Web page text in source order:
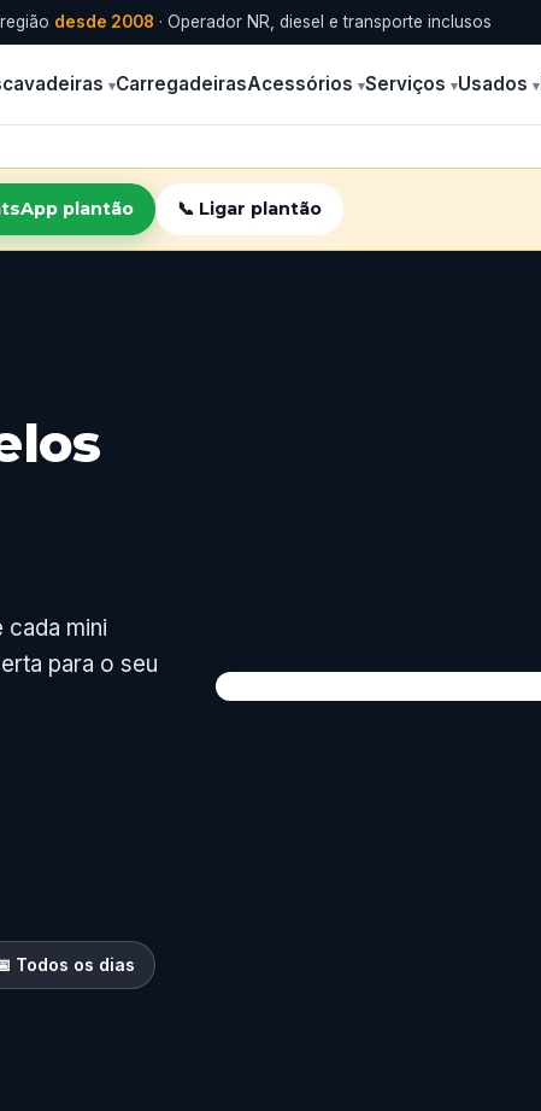
desde 2008 · Operador NR, diesel e transporte inclusos
CarregadeirasAcessórios Serviços Usados
plantão 📞 Ligar plantão
mini
para o seu
Todos os dias